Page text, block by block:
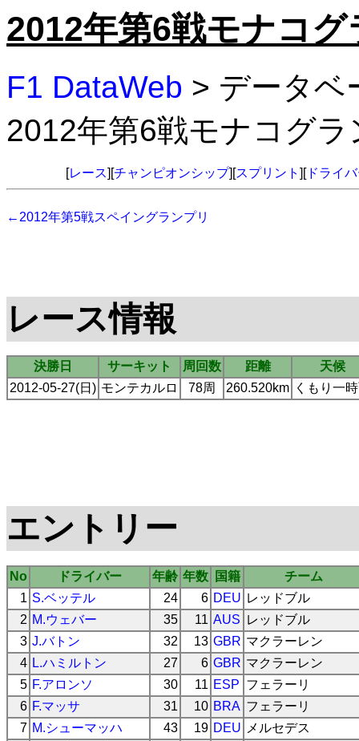
2012年第6戦モナコ
F1 DataWeb > データ
2012年第6戦モナコグ
[レース][チャンピオンシップ][スプリント ][ドライ
←2012年第5戦スペイングランプリ
レース情報
決勝日 サーキット 周回数 距離
天候
2012-05-27(日) モンテカルロ 78周 260.520km くもり一
エントリー
No ドライバー 年齢 年数 国籍
チーム
1 S.ベッテル 24 6 DEU レッドブル
2 M.ウェバー 35 11 AUS レッドブル
3 J.バトン 32 13 GBR マクラーレン
4 L.ハミルトン 27 6 GBR マクラーレン
5 F.アロンソ 30 11 ESP フェラーリ
6 F.マッサ 31 10 BRA フェラーリ
7 M.シューマッハ 43 19 DEU
メルセデス